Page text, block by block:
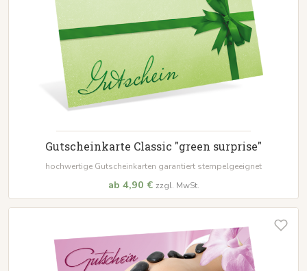
Gutscheinkarte Classic "green surprise"
hochwertige Gutscheinkarten garantiert stempelgeeignet
ab 4,90 € zzgl. MwSt.